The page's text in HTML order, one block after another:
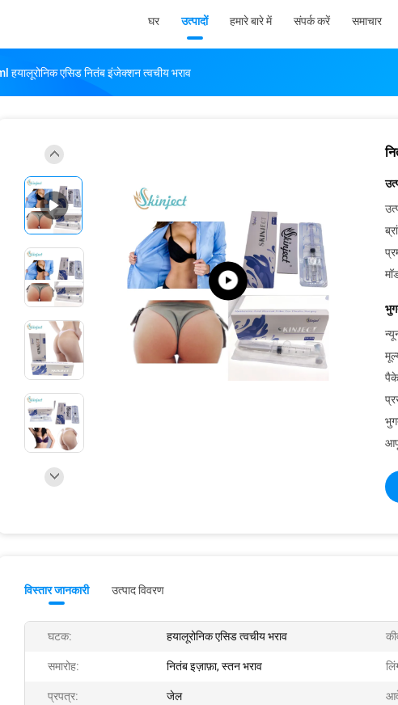
घर उत्पादों हमारे बारे में संपर्क करें समाचार
हयालूरोनिक एसिड नितंब इंजेक्शन त्वचीय भराव
विस्तार जानकारी उत्पाद विवरण
घटक: हयालूरोनिक एसिड त्वचीय भराव
समारोह: नितंब इज़ाफ़ा, स्तन भराव
प्रपत्र: जेल